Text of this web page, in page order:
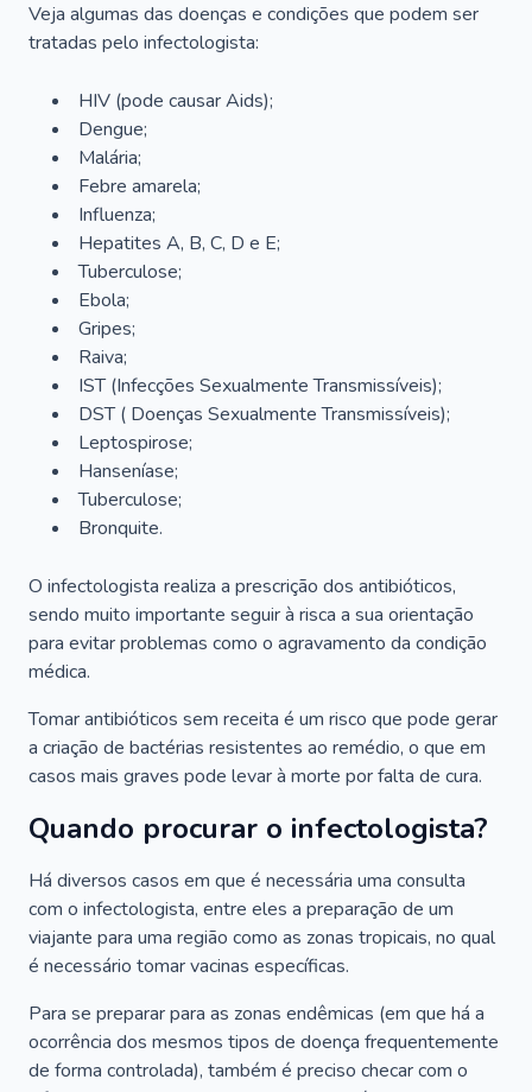
Veja algumas das doenças e condições que podem ser
tratadas pelo infectologista:
HIV (pode causar Aids);
Dengue;
Malária;
Febre amarela;
Influenza;
Hepatites A, B, C, D e E;
Tuberculose;
Ebola;
Gripes;
Raiva;
IST (Infecções Sexualmente Transmissíveis);
DST ( Doenças Sexualmente Transmissíveis);
Leptospirose;
Hanseníase;
Tuberculose;
Bronquite.
O infectologista realiza a prescrição dos antibióticos,
sendo muito importante seguir à risca a sua orientação
para evitar problemas como o agravamento da condição
médica.
Tomar antibióticos sem receita é um risco que pode gerar
a criação de bactérias resistentes ao remédio, o que em
casos mais graves pode levar à morte por falta de cura.
Quando procurar o infectologista?
Há diversos casos em que é necessária uma consulta
com o infectologista, entre eles a preparação de um
viajante para uma região como as zonas tropicais, no qual
é necessário tomar vacinas específicas.
Para se preparar para as zonas endêmicas (em que há a
ocorrência dos mesmos tipos de doença frequentemente
de forma controlada), também é preciso checar com o